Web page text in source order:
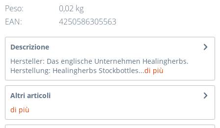
Peso:
0,02 kg
EAN:
4250586305563
Descrizione
Hersteller: Das englische Unternehmen Healingherbs.
Herstellung: Healingherbs Stockbottles...di più
Altri articoli
di più